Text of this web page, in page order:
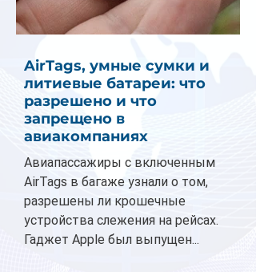
AirTags, умные сумки и
литиевые батареи: что
разрешено и что
запрещено в
авиакомпаниях
Авиапассажиры с включенным
AirTags в багаже узнали о том,
разрешены ли крошечные
устройства слежения на рейсах.
Гаджет Apple был выпущен...